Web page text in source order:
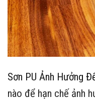
Sơn PU Ảnh Hưởng
nào để hạn chế ảnh